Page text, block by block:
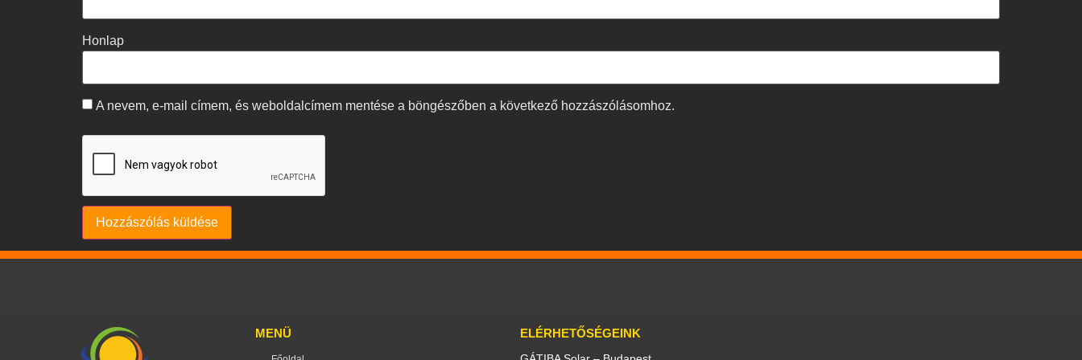
Honlap
A nevem, e-mail címem, és weboldalcímem mentése a böngészőben a következő hozzászólásomhoz.
MENÜ ELÉRHETŐSÉGEINK